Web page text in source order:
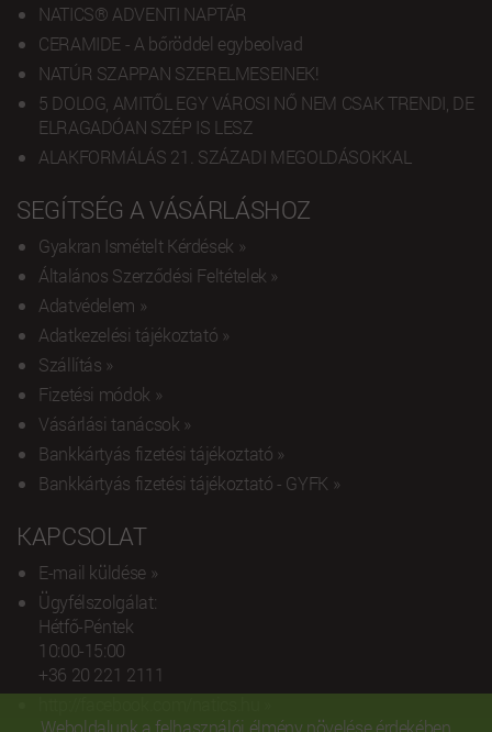
NATICS® ADVENTI NAPTÁR
CERAMIDE - A bőröddel egybeolvad
NATÚR SZAPPAN SZERELMESEINEK!
5 DOLOG, AMITŐL EGY VÁROSI NŐ NEM CSAK TRENDI, DE
ELRAGADÓAN SZÉP IS LESZ
ALAKFORMÁLÁS 21. SZÁZADI MEGOLDÁSOKKAL
SEGÍTSÉG A VÁSÁRLÁSHOZ
Gyakran Ismételt Kérdések »
Általános Szerződési Feltételek »
Adatvédelem »
Adatkezelési tájékoztató »
Szállítás »
Fizetési módok »
Vásárlási tanácsok »
Bankkártyás fizetési tájékoztató »
Bankkártyás fizetési tájékoztató - GYFK »
KAPCSOLAT
E-mail küldése »
Ügyfélszolgálat:
Hétfő-Péntek
10:00-15:00
+36 20 221 2111‬
Weboldalunk a felhasználói élmény növelése érdekében